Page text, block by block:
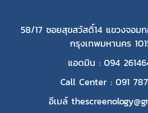
58/17 ซอยสุขสวัสดิ์14 แขวงจอม
กรุงเทพมหานคร
แอดมิน : 094
Call Center : 091
อีเมล์